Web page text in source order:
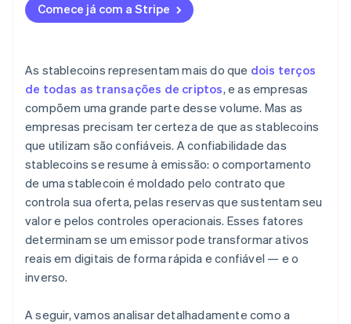
Comece já com a Stripe
As stablecoins representam mais do que dois terços
de todas as transações de criptos, e as empresas
compõem uma grande parte desse volume. Mas as
empresas precisam ter certeza de que as stablecoins
que utilizam são confiáveis. A confiabilidade das
stablecoins se resume à emissão: o comportamento
de uma stablecoin é moldado pelo contrato que
controla sua oferta, pelas reservas que sustentam seu
valor e pelos controles operacionais. Esses fatores
determinam se um emissor pode transformar ativos
reais em digitais de forma rápida e confiável — e o
inverso.
A seguir, vamos analisar detalhadamente como a